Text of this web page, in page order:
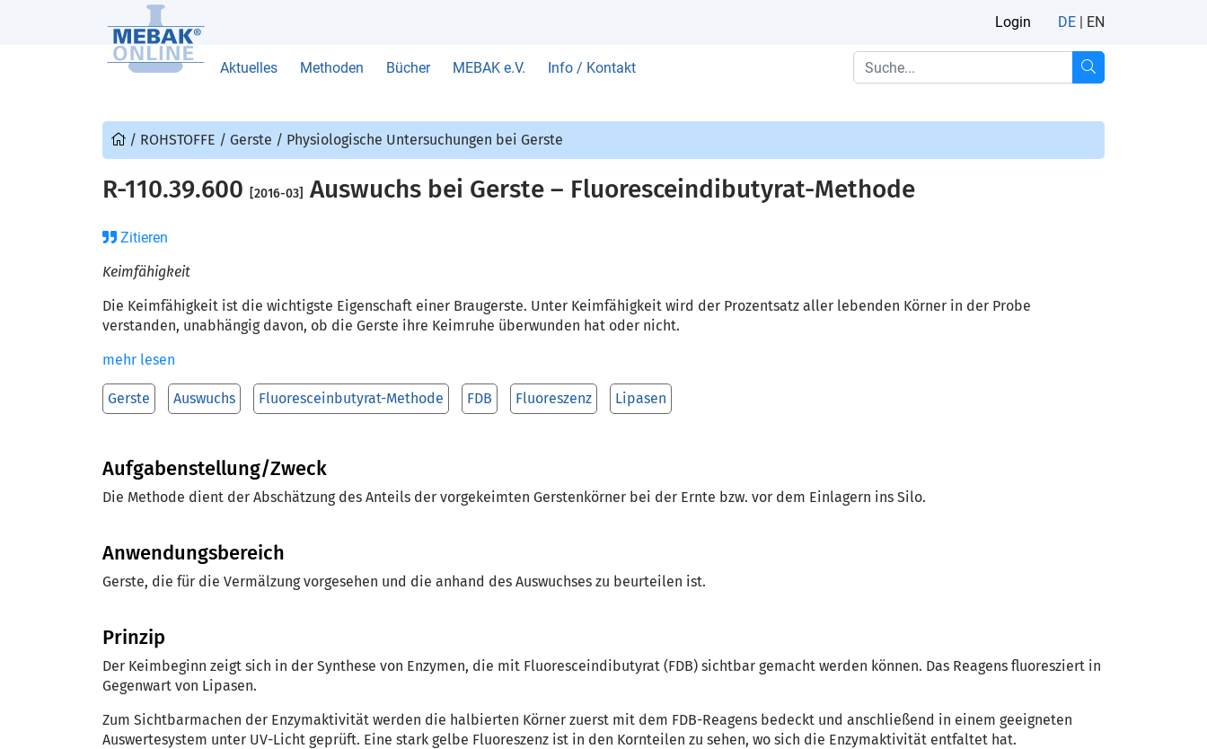
Login DE | EN
Aktuelles Methoden Bücher MEBAK e.V. Info / Kontakt
/ ROHSTOFFE / Gerste / Physiologische Untersuchungen bei Gerste
R-110.39.600 [2016-03] Auswuchs bei Gerste – Fluoresceindibutyrat-Methode
Zitieren
Keimfähigkeit
Die Keimfähigkeit ist die wichtigste Eigenschaft einer Braugerste. Unter Keimfähigkeit wird der Prozentsatz aller lebenden Körner in der Probe
verstanden, unabhängig davon, ob die Gerste ihre Keimruhe überwunden hat oder nicht.
mehr lesen
Gerste Auswuchs Fluoresceinbutyrat-Methode FDB Fluoreszenz Lipasen
Aufgabenstellung/Zweck
Die Methode dient der Abschätzung des Anteils der vorgekeimten Gerstenkörner bei der Ernte bzw. vor dem Einlagern ins Silo.
Anwendungsbereich
Gerste, die für die Vermälzung vorgesehen und die anhand des Auswuchses zu beurteilen ist.
Prinzip
Der Keimbeginn zeigt sich in der Synthese von Enzymen, die mit Fluoresceindibutyrat (FDB) sichtbar gemacht werden können. Das Reagens fluoresziert in
Gegenwart von Lipasen.
Zum Sichtbarmachen der Enzymaktivität werden die halbierten Körner zuerst mit dem FDB-Reagens bedeckt und anschließend in einem geeigneten
Auswertesystem unter UV-Licht geprüft. Eine stark gelbe Fluoreszenz ist in den Kornteilen zu sehen, wo sich die Enzymaktivität entfaltet hat.